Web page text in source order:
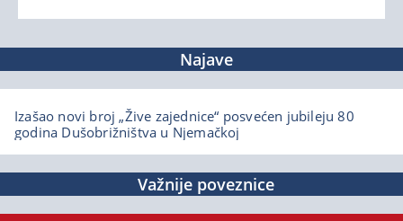
Najave
Izašao novi broj „Žive zajednice“ posvećen jubileju 80
godina Dušobrižništva u Njemačkoj
Važnije poveznice